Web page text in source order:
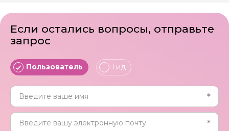
Если остались вопросы, отправьте
запрос
Пользователь Гид